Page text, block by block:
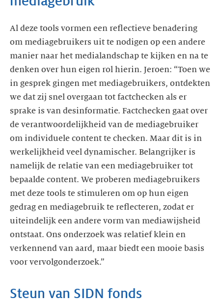
Al deze tools vormen een reflectieve benadering
om mediagebruikers uit te nodigen op een andere
manier naar het medialandschap te kijken en na te
denken over hun eigen rol hierin. Jeroen: “Toen we
in gesprek gingen met mediagebruikers, ontdekten
we dat zij snel overgaan tot factchecken als er
sprake is van desinformatie. Factchecken gaat over
de verantwoordelijkheid van de mediagebruiker
om individuele content te checken. Maar dit is in
werkelijkheid veel dynamischer. Belangrijker is
namelijk de relatie van een mediagebruiker tot
bepaalde content. We proberen mediagebruikers
met deze tools te stimuleren om op hun eigen
gedrag en mediagebruik te reflecteren, zodat er
uiteindelijk een andere vorm van mediawijsheid
ontstaat. Ons onderzoek was relatief klein en
verkennend van aard, maar biedt een mooie basis
voor vervolgonderzoek.”
Steun van SIDN fonds